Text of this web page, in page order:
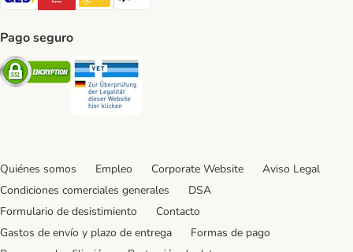
Pago seguro
Security
Quiénes somos Empleo Corporate Website
Aviso Legal
Condiciones comerciales generales
DSA
Formulario de desistimiento
Contacto
Gastos de envío y plazo de entrega
Formas de pago